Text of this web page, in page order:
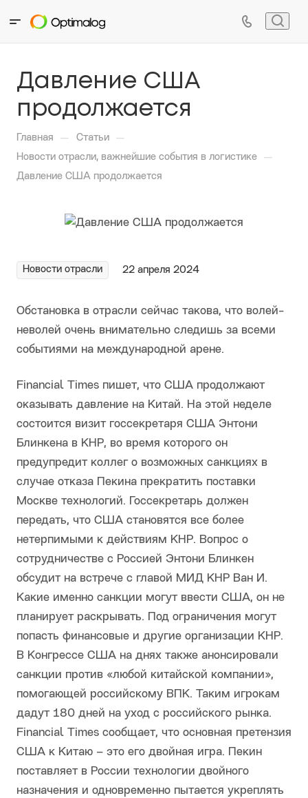
Давление США
продолжается
Главная — Статьи —
Новости отрасли, важнейшие события в логистике —
Давление США продолжается
Новости отрасли 22 апреля 2024
Обстановка в отрасли сейчас такова, что волей-
неволей очень внимательно следишь за всеми
событиями на международной арене.
Financial Times пишет, что США продолжают
оказывать давление на Китай. На этой неделе
состоится визит госсекретаря США Энтони
Блинкена в КНР, во время которого он
предупредит коллег о возможных санкциях в
случае отказа Пекина прекратить поставки
Москве технологий. Госсекретарь должен
передать, что США становятся все более
нетерпимыми к действиям КНР. Вопрос о
сотрудничестве с Россией Энтони Блинкен
обсудит на встрече с главой МИД КНР Ван И.
Какие именно санкции могут ввести США, он не
планирует раскрывать. Под ограничения могут
попасть финансовые и другие организации КНР.
В Конгрессе США на днях также анонсировали
санкции против «любой китайской компании»,
помогающей российскому ВПК. Таким игрокам
дадут 180 дней на уход с российского рынка.
Financial Times сообщает, что основная претензия
США к Китаю – это его двойная игра. Пекин
поставляет в России технологии двойного
назначения и одновременно пытается укреплять